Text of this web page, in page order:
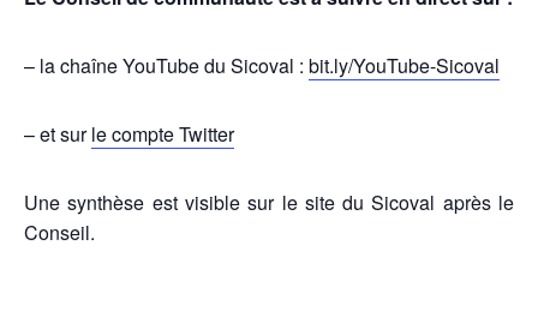
– la chaîne YouTube du Sicoval : bit.ly/YouTube-Sicoval
– et surle compte Twitter
Une synthèse est visible sur le site du Sicoval après le
Conseil.